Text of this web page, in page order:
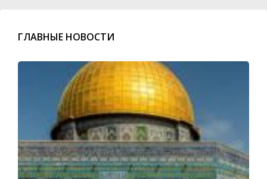
ГЛАВНЫЕ НОВОСТИ